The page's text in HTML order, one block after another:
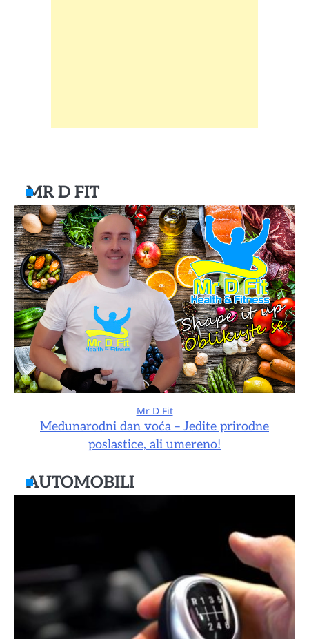
MR D FIT
Mr D Fit
Međunarodni dan voća – Jedite prirodne
poslastice, ali umereno!
AUTOMOBILI